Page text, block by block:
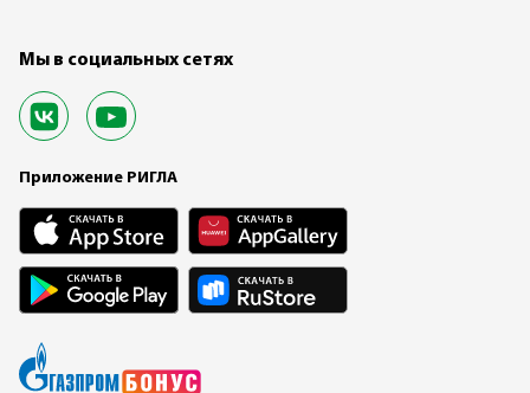
Мы в социальных сетях
Приложение РИГЛА